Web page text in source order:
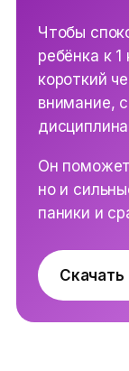
Чтобы
ребёнка к
короткий
внимание,
Он
но и
паники и
Скачать